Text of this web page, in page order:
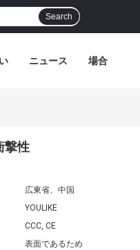
Search
ニュース 場合
撃性
広東省、中国
YOULIKE
CCC, CE
表面であるため